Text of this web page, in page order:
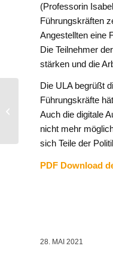
(Professorin
Führungskräften
Angestellten eine
Die Teilnehmer
stärken und die
Die ULA begrüßt
Führungskräfte
Auch die digitale
nicht mehr
sich Teile der
PDF Download
28. MAI 2021
Handelsblatt: Roland
Angst Neuer
Verbandschef der
Führungskräfte